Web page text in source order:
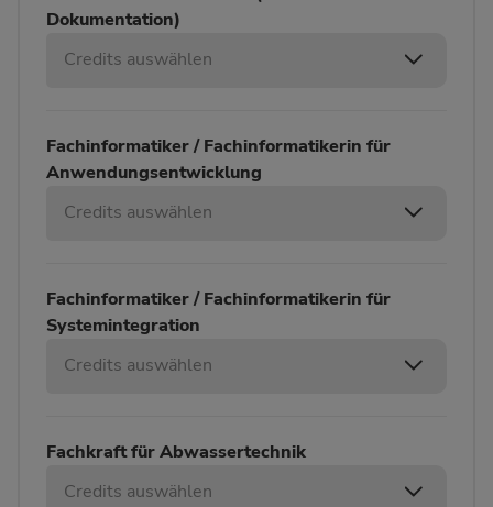
Dokumentation)
Credits auswählen
Fachinformatiker / Fachinformatikerin für
Anwendungsentwicklung
Credits auswählen
Fachinformatiker / Fachinformatikerin für
Systemintegration
Credits auswählen
Fachkraft für Abwassertechnik
Credits auswählen